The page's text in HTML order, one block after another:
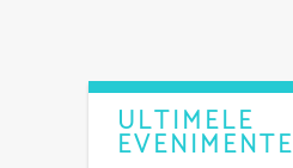
ULTIMELE
EVENIMENTE